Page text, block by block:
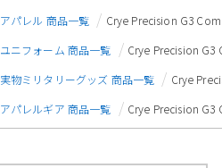
アパレル 商品一覧
Crye Precision G3
ユニフォーム 商品一覧
Crye Precision G3
実物ミリタリーグッズ 商品一覧
Crye
アパレルギア 商品一覧 Crye Precision G3